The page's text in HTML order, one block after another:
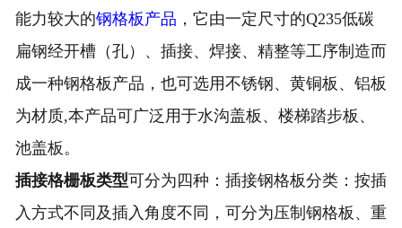
企业资质
能力较大的钢格板产品 ，它由一定尺寸的Q235低碳
扁钢经开槽（孔）、插接、焊接、精整等工序制造而
成一种钢格板产品，也可选用不锈钢、黄铜板、铝板
为材质,本产品可广泛用于水沟盖板、楼梯踏步板、
池盖板。
插接格栅板类型可分为四种：插接钢格板分类：按插
入方式不同及插入角度不同，可分为压制钢格板、重